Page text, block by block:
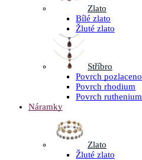
Zlato
Bílé zlato
Žluté zlato
Stříbro
Povrch pozlaceno
Povrch rhodium
Povrch ruthenium
Náramky
Zlato
Žluté zlato